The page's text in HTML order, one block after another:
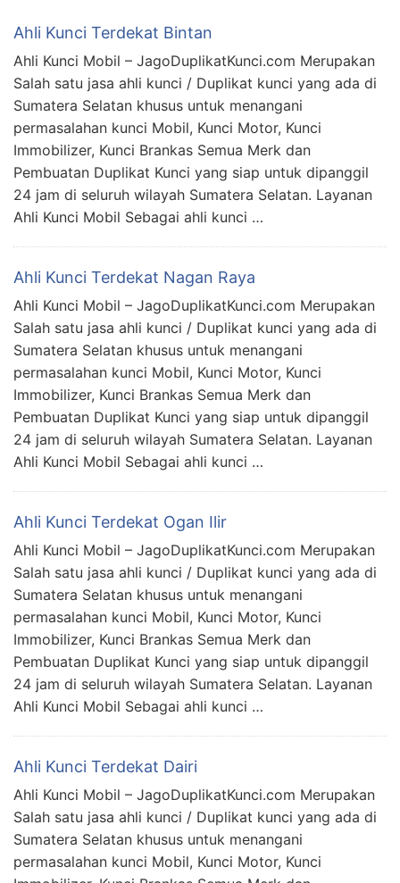
Ahli Kunci Terdekat Bintan
Ahli Kunci Mobil – JagoDuplikatKunci.com Merupakan
Salah satu jasa ahli kunci / Duplikat kunci yang ada di
Sumatera Selatan khusus untuk menangani
permasalahan kunci Mobil, Kunci Motor, Kunci
Immobilizer, Kunci Brankas Semua Merk dan
Pembuatan Duplikat Kunci yang siap untuk dipanggil
24 jam di seluruh wilayah Sumatera Selatan. Layanan
Ahli Kunci Mobil Sebagai ahli kunci …
Ahli Kunci Terdekat Nagan Raya
Ahli Kunci Mobil – JagoDuplikatKunci.com Merupakan
Salah satu jasa ahli kunci / Duplikat kunci yang ada di
Sumatera Selatan khusus untuk menangani
permasalahan kunci Mobil, Kunci Motor, Kunci
Immobilizer, Kunci Brankas Semua Merk dan
Pembuatan Duplikat Kunci yang siap untuk dipanggil
24 jam di seluruh wilayah Sumatera Selatan. Layanan
Ahli Kunci Mobil Sebagai ahli kunci …
Ahli Kunci Terdekat Ogan Ilir
Ahli Kunci Mobil – JagoDuplikatKunci.com Merupakan
Salah satu jasa ahli kunci / Duplikat kunci yang ada di
Sumatera Selatan khusus untuk menangani
permasalahan kunci Mobil, Kunci Motor, Kunci
Immobilizer, Kunci Brankas Semua Merk dan
Pembuatan Duplikat Kunci yang siap untuk dipanggil
24 jam di seluruh wilayah Sumatera Selatan. Layanan
Ahli Kunci Mobil Sebagai ahli kunci …
Ahli Kunci Terdekat Dairi
Ahli Kunci Mobil – JagoDuplikatKunci.com Merupakan
Salah satu jasa ahli kunci / Duplikat kunci yang ada di
Sumatera Selatan khusus untuk menangani
permasalahan kunci Mobil, Kunci Motor, Kunci